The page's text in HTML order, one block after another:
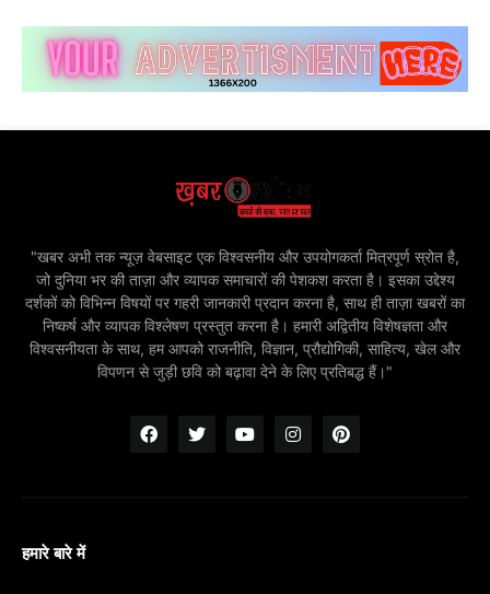
"खबर अभी तक न्यूज़ वेबसाइट एक विश्वसनीय और उपयोगकर्ता मित्रपूर्ण स्रोत है,
जो दुनिया भर की ताज़ा और व्यापक समाचारों की पेशकश करता है। इसका उद्देश्य
दर्शकों को विभिन्न विषयों पर गहरी जानकारी प्रदान करना है, साथ ही ताज़ा खबरों का
निष्कर्ष और व्यापक विश्लेषण प्रस्तुत करना है। हमारी अद्वितीय विशेषज्ञता और
विश्वसनीयता के साथ, हम आपको राजनीति, विज्ञान, प्रौद्योगिकी, साहित्य, खेल और
विपणन से जुड़ी छवि को बढ़ावा देने के लिए प्रतिबद्ध हैं।"
हमारे बारे में